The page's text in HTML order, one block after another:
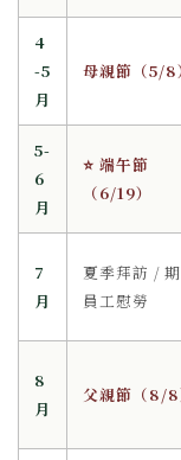
4
-5
月
母親節（5/8
5-
6
月
⭐ 端午節
（6/19）
7
月
夏季拜訪 /
員工慰勞
8
月
父親節（8/8